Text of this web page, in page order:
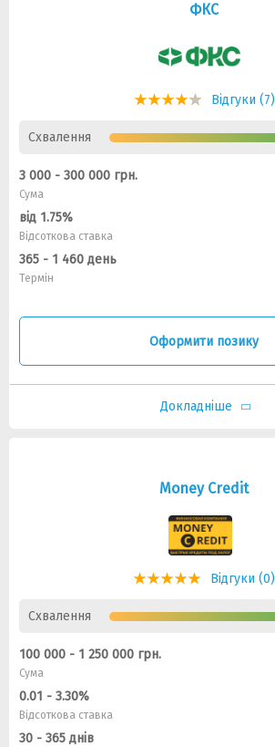
ФКС
Відгуки (7)
Схвалення
3 000 - 300 000 грн.
Сума
від 1.75%
Відсоткова ставка
365 - 1 460 день
Термін
Оформити позику
Докладніше
Money Credit
Відгуки (0)
Схвалення
100 000 - 1 250 000 грн.
Сума
0.01 - 3.30%
Відсоткова ставка
30 - 365 днів